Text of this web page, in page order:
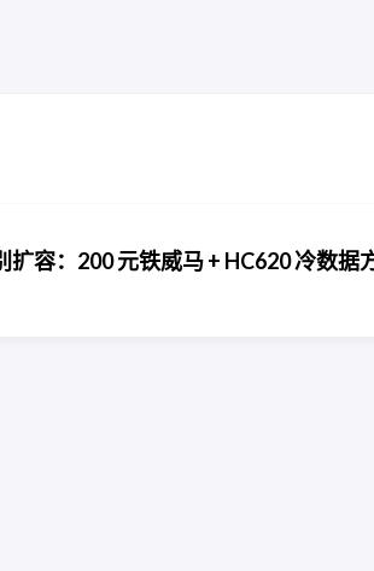
容：200 元铁威马 + HC620 冷数据